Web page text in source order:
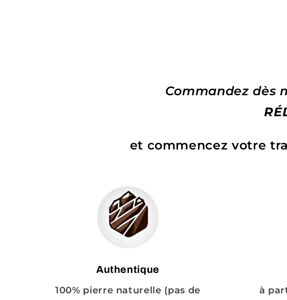
Commandez dès
et commencez votre
Authentique
100% pierre naturelle (pas de
à